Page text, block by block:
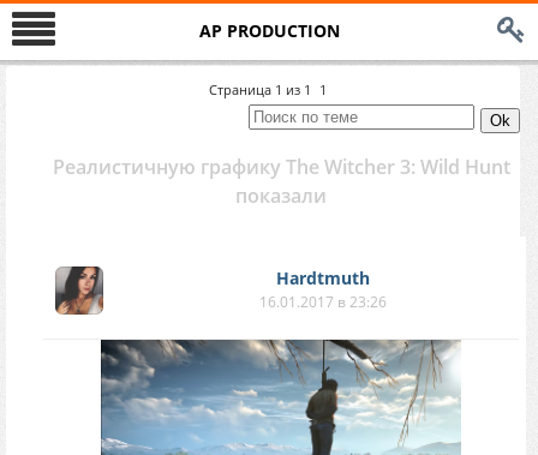
AP PRODUCTION
Страница 1 из 1 1
Реалистичную графику The Witcher 3: Wild Hunt
показали
Hardtmuth
16.01.2017 в 23:26